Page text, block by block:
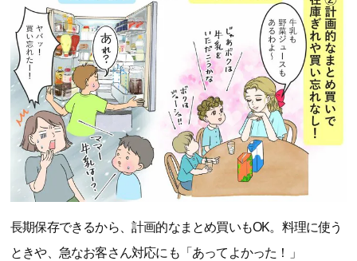
長期保存できるから、計画的なまとめ買いもOK。料理に使う
ときや、急なお客さん対応にも「あってよかった！」